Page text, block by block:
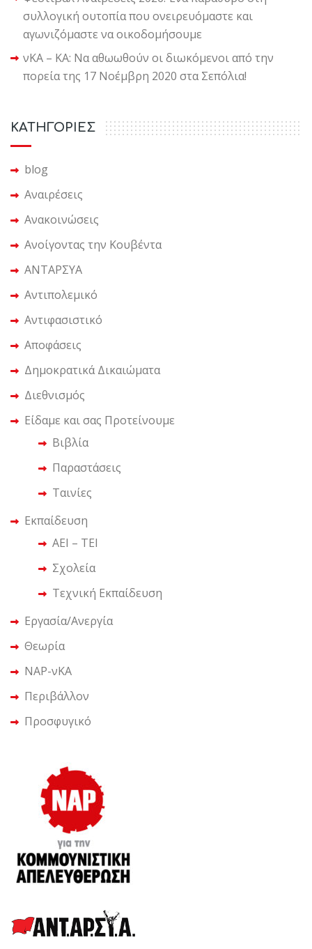
συλλογική ουτοπία που ονειρευόμαστε και
αγωνιζόμαστε να οικοδομήσουμε
νΚΑ – ΚΑ: Να αθωωθούν οι διωκόμενοι από την
πορεία της 17 Νοέμβρη 2020 στα Σεπόλια!
KΑΤΗΓΟΡΙΕΣ
blog
Αναιρέσεις
Ανακοινώσεις
Ανοίγοντας την Κουβέντα
ΑΝΤΑΡΣΥΑ
Αντιπολεμικό
Αντιφασιστικό
Αποφάσεις
Δημοκρατικά Δικαιώματα
Διεθνισμός
Είδαμε και σας Προτείνουμε
Βιβλία
Παραστάσεις
Ταινίες
Εκπαίδευση
ΑΕΙ – ΤΕΙ
Σχολεία
Τεχνική Εκπαίδευση
Εργασία/Ανεργία
Θεωρία
ΝΑΡ-νΚΑ
Περιβάλλον
Προσφυγικό